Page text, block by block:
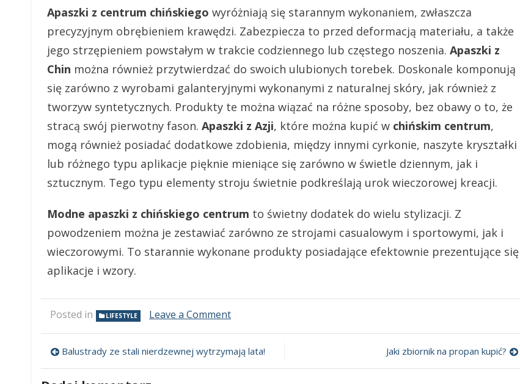
Apaszki z centrum chińskiego wyróżniają się starannym wykonaniem, zwłaszcza
precyzyjnym obrębieniem krawędzi. Zabezpiecza to przed deformacją materiału, a także
jego strzępieniem powstałym w trakcie codziennego lub częstego noszenia. Apaszki z
Chin można również przytwierdzać do swoich ulubionych torebek. Doskonale komponują
się zarówno z wyrobami galanteryjnymi wykonanymi z naturalnej skóry, jak również z
tworzyw syntetycznych. Produkty te można wiązać na różne sposoby, bez obawy o to, że
stracą swój pierwotny fason. Apaszki z Azji, które można kupić w chińskim centrum,
mogą również posiadać dodatkowe zdobienia, między innymi cyrkonie, naszyte kryształki
lub różnego typu aplikacje pięknie mieniące się zarówno w świetle dziennym, jak i
sztucznym. Tego typu elementy stroju świetnie podkreślają urok wieczorowej kreacji.
Modne apaszki z chińskiego centrum to świetny dodatek do wielu stylizacji. Z
powodzeniem można je zestawiać zarówno ze strojami casualowym i sportowymi, jak i
wieczorowymi. To starannie wykonane produkty posiadające efektownie prezentujące się
aplikacje i wzory.
Posted in LIFESTYLE Leave a Comment
dla
Nawigacja
Balustrady ze stali nierdzewnej wytrzymają lata! Jaki zbiornik na propan kupić?